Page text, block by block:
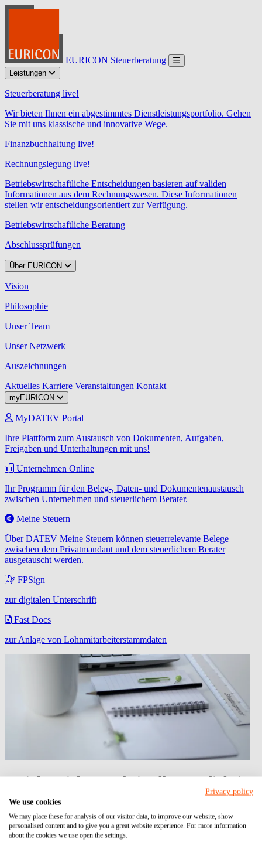
EURICON Steuerberatung
Leistungen
Steuerberatung live!
Wir bieten Ihnen ein abgestimmtes Dienstleistungsportfolio. Gehen
Sie mit uns klassische und innovative Wege.
Finanzbuchhaltung live!
Rechnungslegung live!
Betriebswirtschaftliche Entscheidungen basieren auf validen
Informationen aus dem Rechnungswesen. Diese Informationen
stellen wir entscheidungsorientiert zur Verfügung.
Betriebswirtschaftliche Beratung
Abschlussprüfungen
Über EURICON
Vision
Philosophie
Unser Team
Unser Netzwerk
Auszeichnungen
Aktuelles Karriere Veranstaltungen Kontakt
myEURICON
MyDATEV Portal
Ihre Plattform zum Austausch von Dokumenten, Aufgaben,
Freigaben und Unterhaltungen mit uns!
Unternehmen Online
Ihr Programm für den Beleg-, Daten- und Dokumentenaustausch
zwischen Unternehmen und steuerlichem Berater.
Meine Steuern
Über DATEV Meine Steuern können steuerrelevante Belege
zwischen dem Privatmandant und dem steuerlichem Berater
ausgetauscht werden.
FPSign
zur digitalen Unterschrift
Fast Docs
zur Anlage von Lohnmitarbeiterstammdaten
Sozialversicherung bei Selbstständigkeit
und gleichzeitiger Beschäftigung
Dieser Artikel ist älter als 2 Monate. Möglicherweise sind die
Informationen rufen Sie uns bitte an:
06104 / 95 28 7-10
Privacy policy
We use cookies
We may place these for analysis of our visitor data, to improve our website, show
personalised content and to give you a great website experience. For more information
about the cookies we use open the settings.